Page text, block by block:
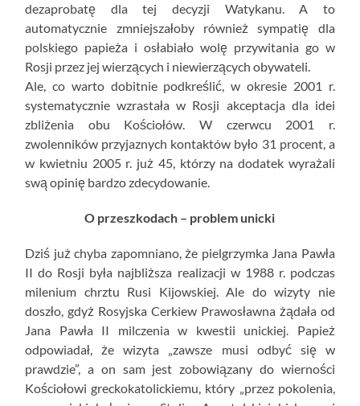
dezaprobatę dla tej decyzji Watykanu. A to
automatycznie zmniejszałoby również sympatię dla
polskiego papieża i osłabiało wolę przywitania go w
Rosji przez jej wierzących i niewierzących obywateli.
Ale, co warto dobitnie podkreślić, w okresie 2001 r.
systematycznie wzrastała w Rosji akceptacja dla idei
zbliżenia obu Kościołów. W czerwcu 2001 r.
zwolenników przyjaznych kontaktów było 31 procent, a
w kwietniu 2005 r. już 45, którzy na dodatek wyrażali
swą opinię bardzo zdecydowanie.
O przeszkodach – problem unicki
Dziś już chyba zapomniano, że pielgrzymka Jana Pawła
II do Rosji była najbliższa realizacji w 1988 r. podczas
milenium chrztu Rusi Kijowskiej. Ale do wizyty nie
doszło, gdyż Rosyjska Cerkiew Prawosławna żądała od
Jana Pawła II milczenia w kwestii unickiej. Papież
odpowiadał, że wizyta „zawsze musi odbyć się w
prawdzie”, a on sam jest zobowiązany do wierności
Kościołowi greckokatolickiemu, który „przez pokolenia,